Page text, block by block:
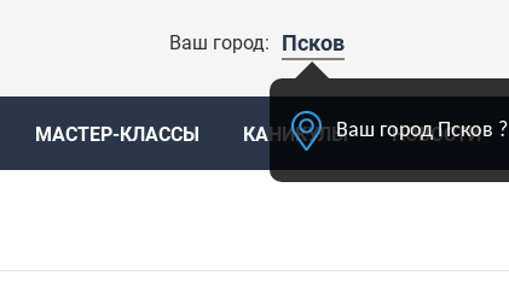
Ваш город: Псков
Ваш город Псков ?
МАСТЕР-КЛАССЫ КАНИКУЛЫ НОВОСТИ